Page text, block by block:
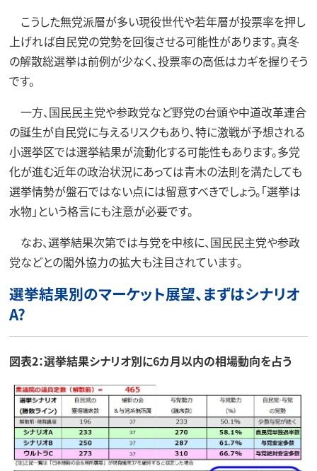
こうした無党派層が多い現役世代や若年層が投票率を押し
上げれば自民党の党勢を回復させる可能性があります。真冬
の解散総選挙は前例が少なく、投票率の高低はカギを握りそう
です。
一方、国民民主党や参政党など野党の台頭や中道改革連合
の誕生が自民党に与えるリスクもあり、特に激戦が予想される
小選挙区では選挙結果が流動化する可能性もあります。多党
化が進む近年の政治状況にあっては青木の法則を満たしても
選挙情勢が盤石ではない点には留意すべきでしょう。「選挙は
水物」という格言にも注意が必要です。
なお、選挙結果次第では与党を中核に、国民民主党や参政
党などとの閣外協力の拡大も注目されています。
選挙結果別のマーケット展望、まずはシナリオ
A?
図表2：選挙結果シナリオ別に6カ月以内の相場動向を占う